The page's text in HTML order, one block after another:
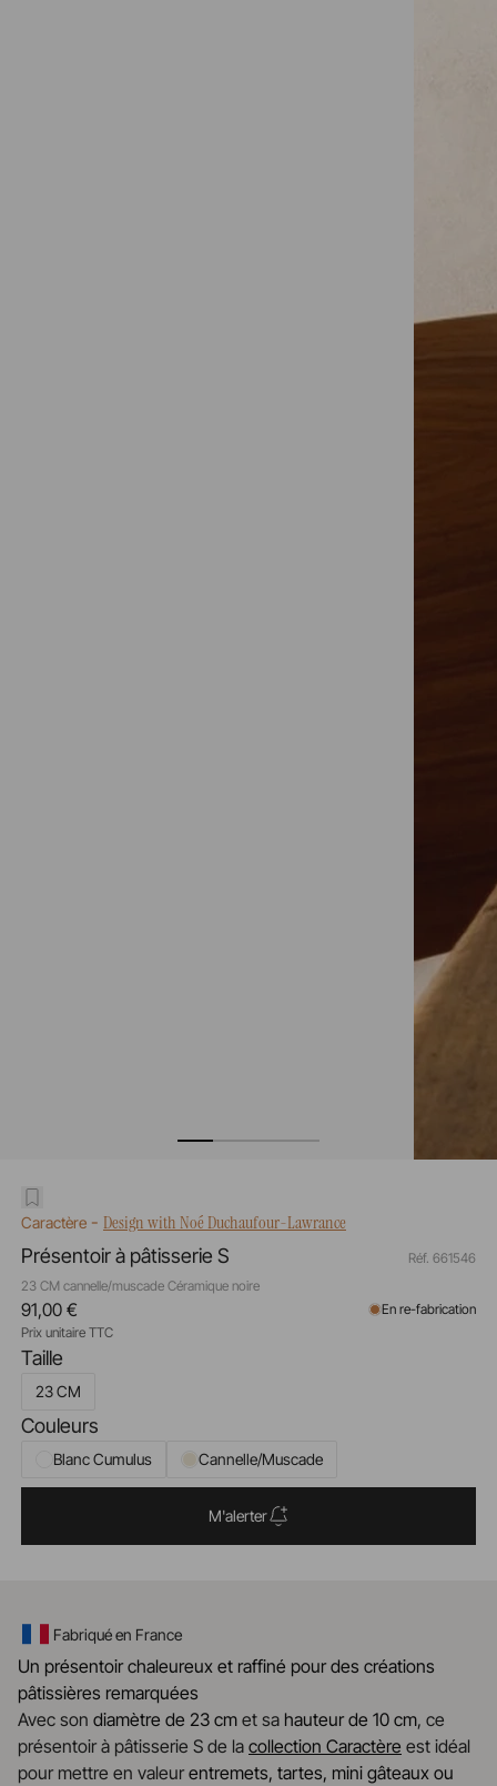
Caractère- Design with Noé Duchaufour-Lawrance
Présentoir à pâtisserie S
23 CM cannelle/muscade Céramique noire
Réf. 661546
Taille
23 CM
Couleurs
Blanc Cumulus Cannelle/Muscade
91,00 €
Prix unitaire TTC
En re-fabrication
M'alerter
Fabriqué en France
Un présentoir chaleureux et raffiné pour des créations
pâtissières remarquées
Avec son diamètre de 23 cm et sa hauteur de 10 cm, ce
présentoir à pâtisserie S de la collection Caractère est idéal
pour mettre en valeurentremets, tartes, mini gâteaux ou